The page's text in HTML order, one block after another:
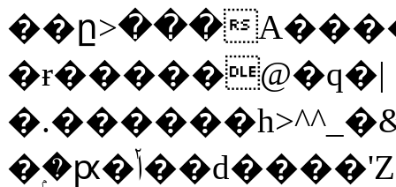
��ը>���
�ɍ�����@�q�|
�ۭ�ԗ�ݳ��d����'Z����>!pQ}